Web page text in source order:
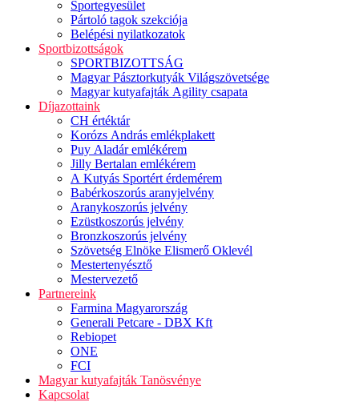
Sportegyesület
Pártoló tagok szekciója
Belépési nyilatkozatok
Sportbizottságok
SPORTBIZOTTSÁG
Magyar Pásztorkutyák Világszövetsége
Magyar kutyafajták Agility csapata
Díjazottaink
CH értéktár
Korózs András emlékplakett
Puy Aladár emlékérem
Jilly Bertalan emlékérem
A Kutyás Sportért érdemérem
Babérkoszorús aranyjelvény
Aranykoszorús jelvény
Ezüstkoszorús jelvény
Bronzkoszorús jelvény
Szövetség Elnöke Elismerő Oklevél
Mestertenyésztő
Mestervezető
Partnereink
Farmina Magyarország
Generali Petcare - DBX Kft
Rebiopet
ONE
FCI
Magyar kutyafajták Tanösvénye
Kapcsolat